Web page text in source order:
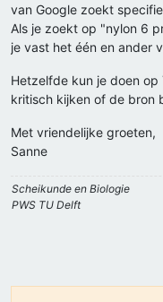
van Google zoekt
Als je zoekt op "nylon 6
je vast het één en ander
Hetzelfde kun je doen op
kritisch kijken of de bron
Met vriendelijke groeten,
Sanne
Scheikunde en Biologie
PWS TU Delft